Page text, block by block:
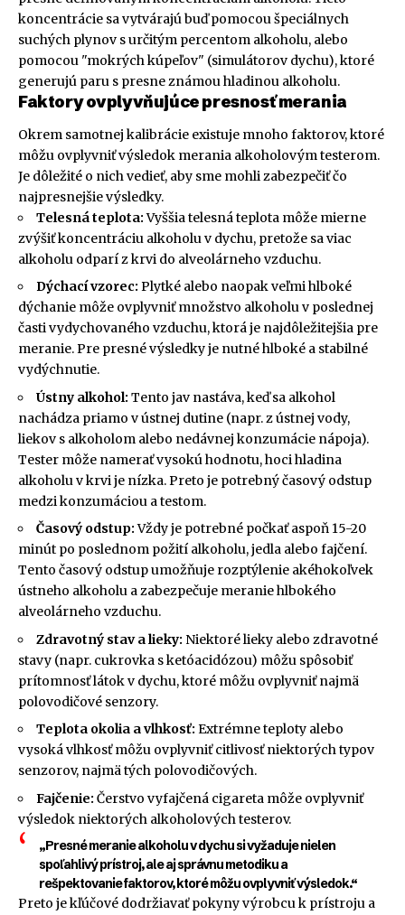
koncentrácie sa vytvárajú buď pomocou špeciálnych
suchých plynov s určitým percentom alkoholu, alebo
pomocou "mokrých kúpeľov" (simulátorov dychu), ktoré
generujú paru s presne známou hladinou alkoholu.
Faktory ovplyvňujúce presnosť merania
Okrem samotnej kalibrácie existuje mnoho faktorov, ktoré
môžu ovplyvniť výsledok merania alkoholovým testerom.
Je dôležité o nich vedieť, aby sme mohli zabezpečiť čo
najpresnejšie výsledky.
Telesná teplota:Vyššia telesná teplota môže mierne
zvýšiť koncentráciu alkoholu v dychu, pretože sa viac
alkoholu odparí z krvi do alveolárneho vzduchu.
Dýchací vzorec: Plytké alebo naopak veľmi hlboké
dýchanie môže ovplyvniť množstvo alkoholu v poslednej
časti vydychovaného vzduchu, ktorá je najdôležitejšia pre
meranie. Pre presné výsledky je nutné hlboké a stabilné
vydýchnutie.
Ústny alkohol: Tento jav nastáva, keď sa alkohol
nachádza priamo v ústnej dutine (napr. z ústnej vody,
liekov s alkoholom alebo nedávnej konzumácie nápoja).
Tester môže namerať vysokú hodnotu, hoci hladina
alkoholu v krvi je nízka. Preto je potrebný časový odstup
medzi konzumáciou a testom.
Časový odstup:Vždy je potrebné počkať aspoň 15-20
minút po poslednom požití alkoholu, jedla alebo fajčení.
Tento časový odstup umožňuje rozptýlenie akéhokoľvek
ústneho alkoholu a zabezpečuje meranie hlbokého
alveolárneho vzduchu.
Zdravotný stav a lieky: Niektoré lieky alebo zdravotné
stavy (napr. cukrovka s ketóacidózou) môžu spôsobiť
prítomnosť látok v dychu, ktoré môžu ovplyvniť najmä
polovodičové senzory.
Teplota okolia a vlhkosť: Extrémne teploty alebo
vysoká vlhkosť môžu ovplyvniť citlivosť niektorých typov
senzorov, najmä tých polovodičových.
Fajčenie: Čerstvo vyfajčená cigareta môže ovplyvniť
výsledok niektorých alkoholových testerov.
„Presné meranie alkoholu v dychu si vyžaduje nielen
spoľahlivý prístroj, ale aj správnu metodiku a
rešpektovanie faktorov, ktoré môžu ovplyvniť výsledok.“
Preto je kľúčové dodržiavať pokyny výrobcu k prístroju a